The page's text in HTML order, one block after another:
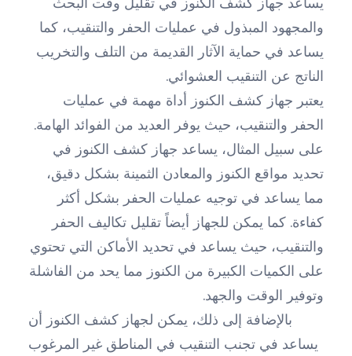
والمجهود المبذول في عمليات الحفر والتنقيب، كما
يساعد في حماية الآثار القديمة من التلف والتخريب
الناتج عن التنقيب العشوائي.
يعتبر جهاز كشف الكنوز أداة مهمة في عمليات
الحفر والتنقيب، حيث يوفر العديد من الفوائد الهامة.
على سبيل المثال، يساعد جهاز كشف الكنوز في
تحديد مواقع الكنوز والمعادن الثمينة بشكل دقيق،
مما يساعد في توجيه عمليات الحفر بشكل أكثر
كفاءة. كما يمكن للجهاز أيضاً تقليل تكاليف الحفر
والتنقيب، حيث يساعد في تحديد الأماكن التي تحتوي
على الكميات الكبيرة من الكنوز مما يحد من الفاشلة
وتوفير الوقت والجهد.
بالإضافة إلى ذلك، يمكن لجهاز كشف الكنوز أن
يساعد في تجنب التنقيب في المناطق غير المرغوب